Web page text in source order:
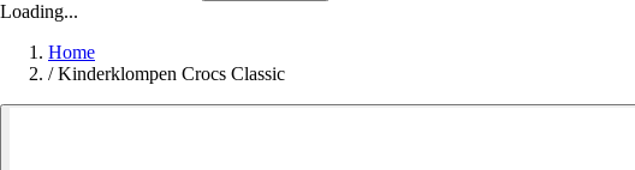
Loading...
Home
/ Kinderklompen Crocs Classic